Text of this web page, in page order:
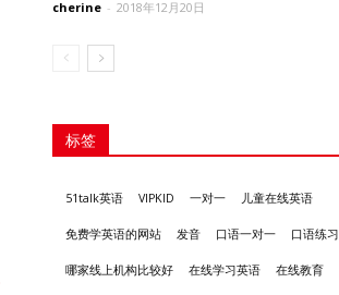
cherine - 2018年12月20日
标签
51talk英语 VIPKID 一对一 儿童在线英语
免费学英语的网站 发音 口语一对一 口语练习
哪家线上机构比较好 在线学习英语 在线教育